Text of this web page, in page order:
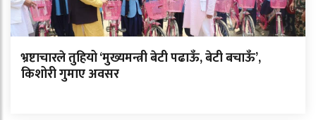
भ्रष्टाचारले तुहियो ‘मुख्यमन्त्री बेटी पढाऊँ, बेटी बचाऊँ’,
किशोरी गुमाए अवसर